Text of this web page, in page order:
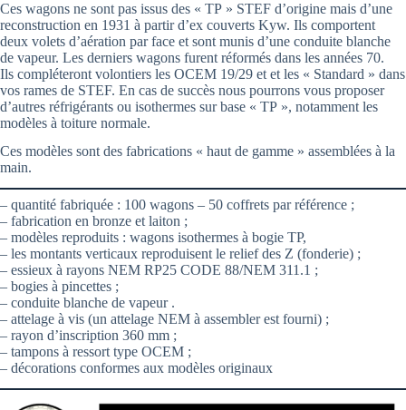
Ces wagons ne sont pas issus des « TP » STEF d’origine mais d’une
reconstruction en 1931 à partir d’ex couverts Kyw. Ils comportent
deux volets d’aération par face et sont munis d’une conduite blanche
de vapeur. Les derniers wagons furent réformés dans les années 70.
Ils compléteront volontiers les OCEM 19/29 et et les « Standard » dans
vos rames de STEF. En cas de succès nous pourrons vous proposer
d’autres réfrigérants ou isothermes sur base « TP », notamment les
modèles à toiture normale.
Ces modèles sont des fabrications « haut de gamme » assemblées à la
main.
– quantité fabriquée : 100 wagons – 50 coffrets par référence ;
– fabrication en bronze et laiton ;
– modèles reproduits : wagons isothermes à bogie TP,
– les montants verticaux reproduisent le relief des Z (fonderie) ;
– essieux à rayons NEM RP25 CODE 88/NEM 311.1 ;
– bogies à pincettes ;
– conduite blanche de vapeur .
– attelage à vis (un attelage NEM à assembler est fourni) ;
– rayon d’inscription 360 mm ;
– tampons à ressort type OCEM ;
– décorations conformes aux modèles originaux